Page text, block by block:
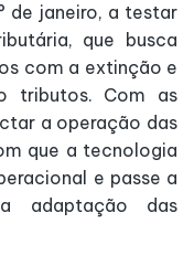
de janeiro, a testar
que busca
com a extinção e
tributos. Com as
a operação das
que a tecnologia
e passe a
adaptação das